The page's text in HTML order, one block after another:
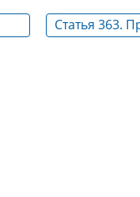
Статья 363.